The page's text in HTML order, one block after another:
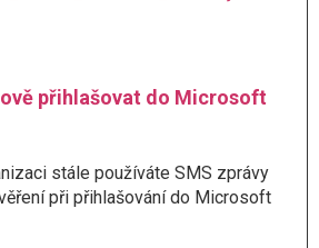
přihlašovat do Microsoft
stále používáte SMS zprávy
při přihlašování do Microsoft